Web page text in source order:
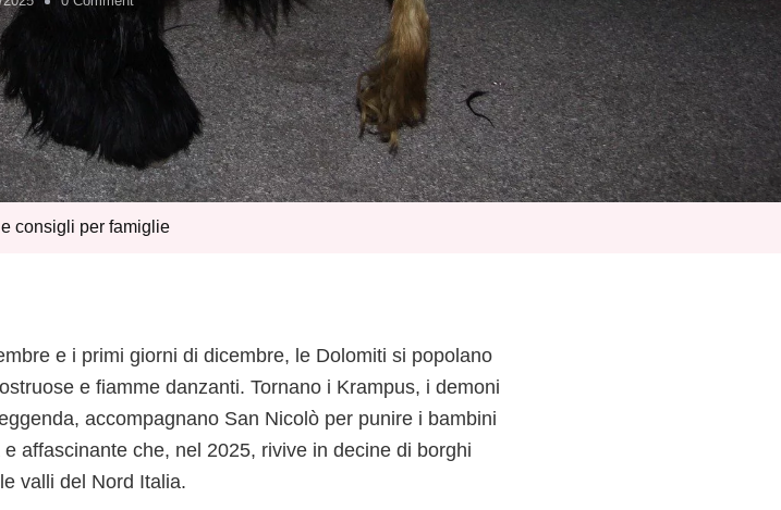
Dove
vedere
Krampus
nel
2025:
date
consigli per famiglie
e i primi giorni di dicembre, le Dolomiti si popolano
e fiamme danzanti. Tornano i Krampus, i demoni
accompagnano San Nicolò per punire i bambini
affascinante che, nel 2025, rivive in decine di borghi
valli del Nord Italia.